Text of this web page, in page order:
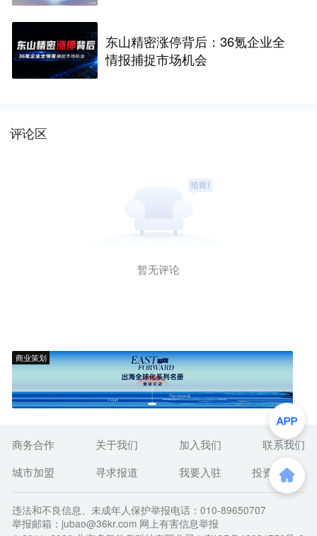
东山精密涨停背后：36氪企业全
情报捕捉市场机会
评论区
暂无评论
商业策划
商务合作 关于我们 加入我们
联系我们
城市加盟
寻求报道 我要入驻 投资者关系
违法和不良信息、未成年人保护举报电话：010-89650707
举报邮箱：jubao@36kr.com 网上有害信息举报